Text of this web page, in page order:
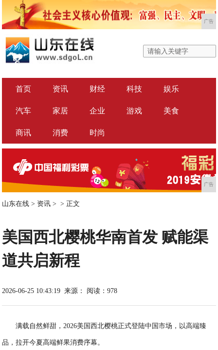
广告
首页 资讯 财经 科技 娱乐
汽车 家居 企业 游戏 美食
商讯 消费 时尚
广告
山东在线 > 资讯 > > 正文
美国西北樱桃华南首发 赋能渠
道共启新程
2026-06-25 10:43:19 来源： 阅读：978
满载自然鲜甜，2026美国西北樱桃正式登陆中国市场，以高端臻
品，拉开今夏高端鲜果消费序幕。